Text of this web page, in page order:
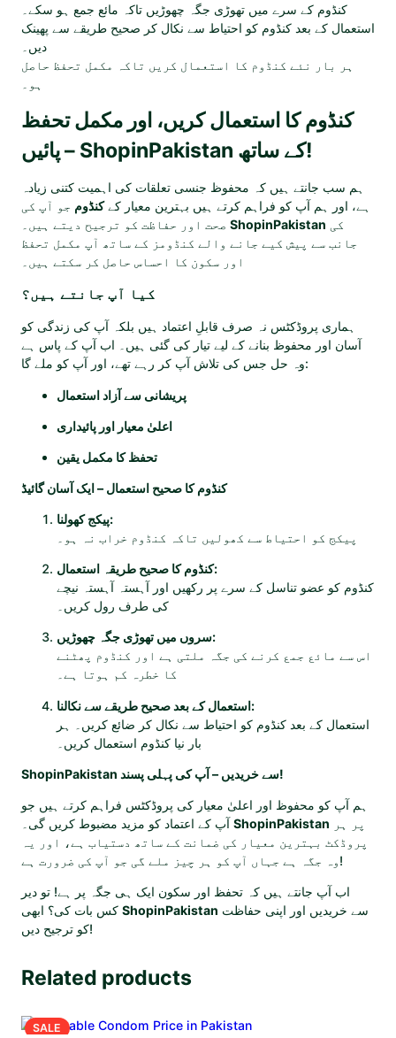
کنڈوم کے سرے میں تھوڑی جگہ چھوڑیں تاکہ مائع جمع ہو سکے۔
استعمال کے بعد کنڈوم کو احتیاط سے نکال کر صحیح طریقے سے پھینک
دیں۔
ہر بار نئے کنڈوم کا استعمال کریں تاکہ مکمل تحفظ حاصل
ہو۔
کنڈوم کا استعمال کریں، اور مکمل تحفظ
پائیں – ShopinPakistan کے ساتھ!
ہم سب جانتے ہیں کہ محفوظ جنسی تعلقات کی اہمیت کتنی زیادہ
ہے، اور ہم آپ کو فراہم کرتے ہیں بہترین معیار کےکنڈوم جو آپ کی
ShopinPakistan
جانب سے پیش کیے جانے والے کنڈومز کے ساتھ آپ مکمل تحفظ
اور سکون کا احساس حاصل کر سکتے ہیں۔
کیا آپ جانتے ہیں؟
ہماری پروڈکٹس نہ صرف قابلِ اعتماد ہیں بلکہ آپ کی زندگی کو
آسان اور محفوظ بنانے کے لیے تیار کی گئی ہیں۔ اب آپ کے پاس ہے
وہ حل جس کی تلاش آپ کر رہے تھے، اور آپ کو ملے گا:
پریشانی سے آزاد استعمال
اعلیٰ معیار اور پائیداری
تحفظ کا مکمل یقین
کنڈوم کا صحیح استعمال – ایک آسان گائیڈ
پیکج کھولنا:
پیکج کو احتیاط سے کھولیں تاکہ کنڈوم خراب نہ ہو۔
کنڈوم کا صحیح طریقہ استعمال:
کنڈوم کو عضو تناسل کے سرے پر رکھیں اور آہستہ آہستہ نیچے
کی طرف رول کریں۔
سروں میں تھوڑی جگہ چھوڑیں:
اس سے مائع جمع کرنے کی جگہ ملتی ہے اور کنڈوم پھٹنے
کا خطرہ کم ہوتا ہے۔
استعمال کے بعد صحیح طریقے سے نکالنا:
استعمال کے بعد کنڈوم کو احتیاط سے نکال کر ضائع کریں۔ ہر
بار نیا کنڈوم استعمال کریں۔
ShopinPakistan سے خریدیں – آپ کی پہلی پسند!
ہم آپ کو محفوظ اور اعلیٰ معیار کی پروڈکٹس فراہم کرتے ہیں جو
ShopinPakistan
پروڈکٹ بہترین معیار کی ضمانت کے ساتھ دستیاب ہے، اور یہ
وہ جگہ ہے جہاں آپ کو ہر چیز ملے گی جو آپ کی ضرورت ہے!
اب آپ جانتے ہیں کہ تحفظ اور سکون ایک ہی جگہ پر ہے! تو دیر
ShopinPakistan
کو ترجیح دیں!
Related products
SALE